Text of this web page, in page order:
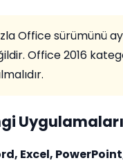
Office sürümünü
Office 2016
Excel,